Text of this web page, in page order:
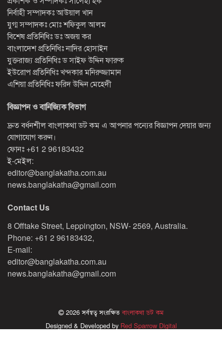
নির্বাহী সম্পাদকঃ আউয়াল খান
যুগ্ম সম্পাদকঃ মোঃ শফিকুল আলম
বিশেষ প্রতিনিধিঃ ডঃ অজয় কর
বাংলাদেশ প্রতিনিধিঃ নাদির হোসাইন
যুক্তরাজ্য প্রতিনিধিঃ ড সাইফ উদ্দিন ফারুক
ইউরোপ প্রতিনিধিঃ খন্দকার মনিরুজ্জামান
এশিয়া প্রতিনিধিঃ ফরিদ উদ্দিন মেহেদী
বিজ্ঞাপন ও বানিজ্যিক বিভাগ
দ্রুত বর্ধনশীল বাংলাকথা ডট কম এ আপনার পন্যের বিজ্ঞাপন দেয়ার জন্য
যোগাযোগ করুন।
ফোনঃ +61 2 96183432
ই-মেইল:
editor@banglakatha.com.au
news.banglakatha@gmail.com
Contact Us
8 Offtake Street, Leppington, NSW- 2569, Australia.
Phone: +61 2 96183432,
E-mail:
editor@banglakatha.com.au
news.banglakatha@gmail.com
2026 সর্বস্বত্ব সংরক্ষিতবাংলাকথা ডট কম
Designed & Developed by Red Sparrow Digital